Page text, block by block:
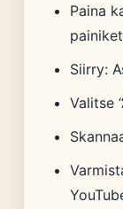
Paina
Siirry:
Valitse